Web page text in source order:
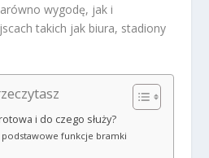
wygodę, jak i
takich jak biura, stadiony
i do czego służy?
podstawowe funkcje bramki